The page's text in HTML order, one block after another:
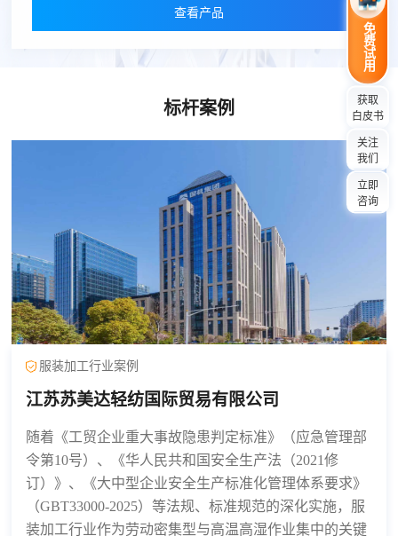
查看产品
标杆案例
服装加工行业案例
江苏苏美达轻纺国际贸易有限公司
随着《工贸企业重大事故隐患判定标准》（应急管理部
令第10号）、《华人民共和国安全生产法（2021修
订）》、《大中型企业安全生产标准化管理体系要求》
（GBT33000-2025）等法规、标准规范的深化实施，服
装加工行业作为劳动密集型与高温高湿作业集中的关键
免费试用
获取
白皮书
关注
我们
立即
咨询